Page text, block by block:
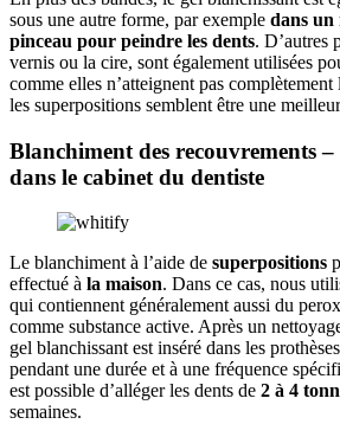
sous une autre forme, par exemple dans un
pinceau pour peindre les dents. D’autres
vernis ou la cire, sont également utilisées
comme elles n’atteignent pas complètement
les superpositions semblent être une
Blanchiment des recouvrements –
dans le cabinet du dentiste
Le blanchiment à l’aide de superpositions
effectué à la maison. Dans ce cas, nous
qui contiennent généralement aussi du
comme substance active. Après un
gel blanchissant est inséré dans les
pendant une durée et à une fréquence
est possible d’alléger les dents de 2 à 4
semaines.